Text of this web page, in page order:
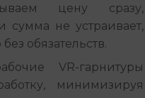
цену сразу,
сумма не устраивает,
обязательств.
VR-гарнитуры
минимизируя